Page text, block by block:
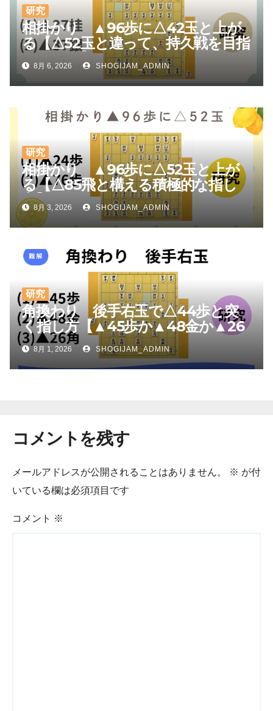
研究
相掛かり ▲96歩に△42玉と上が
る【△52玉と違って、持久戦を目指
しやすい】
8月 6, 2026 SHOGIJAM_ADMIN
研究
相掛かり ▲96歩に△52玉と上が
る【△85飛と構える積極的な指し
方】
8月 3, 2026 SHOGIJAM_ADMIN
研究
角換わり 後手右玉で△44歩と突
く指し方【▲45歩か▲48金か▲26
角か】
8月 1, 2026 SHOGIJAM_ADMIN
コメントを残す
メールアドレスが公開されることはありません。 ※ が付
いている欄は必須項目です
コメント ※